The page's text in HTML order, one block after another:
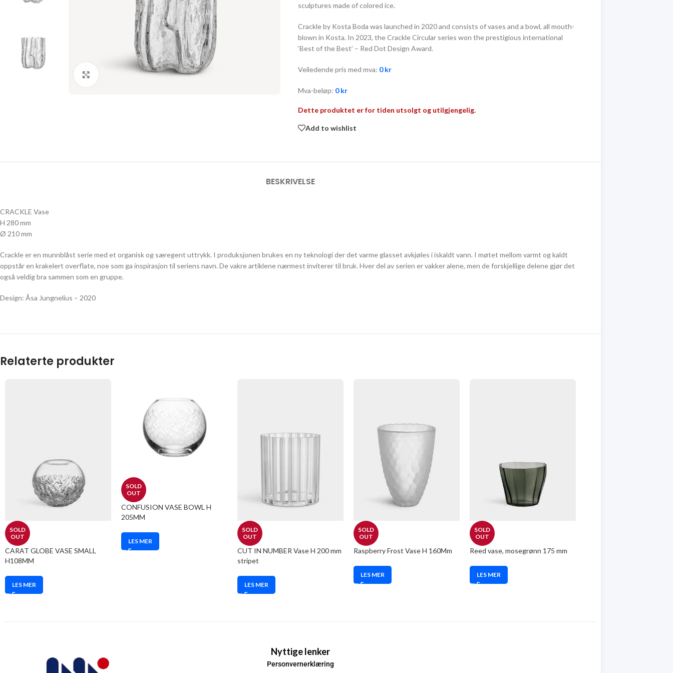
Click to enlarge
sculptures made of colored ice.
Crackle by Kosta Boda was launched in 2020 and consists of vases and a bowl, all mouth-
blown in Kosta. In 2023, the Crackle Circular series won the prestigious international
‘Best of the Best’ – Red Dot Design Award.
Veiledende pris med mva: 0kr
Mva-beløp: 0kr
Dette produktet er for tiden utsolgt og utilgjengelig.
Add to wishlist
BESKRIVELSE
CRACKLE Vase
H 280 mm
Ø 210 mm
Crackle er en munnblåst serie med et organisk og særegent uttrykk. I produksjonen brukes en ny teknologi der det varme glasset avkjøles i iskaldt vann. I møtet mellom varmt og kaldt
oppstår en krakelert overflate, noe som ga inspirasjon til seriens navn. De vakre artiklene nærmest inviterer til bruk. Hver del av serien er vakker alene, men de forskjellige delene gjør det
også veldig bra sammen som en gruppe.
Design: Åsa Jungnelius – 2020
Relaterte produkter
SOLD
OUT
CARAT GLOBE VASE SMALL
H108MM
LES MER
SOLD
OUT
CONFUSION VASE BOWL H
205MM
LES MER
SOLD
OUT
CUT IN NUMBER Vase H 200 mm
stripet
LES MER
SOLD
OUT
Raspberry Frost Vase H 160Mm
LES MER
SOLD
OUT
Reed vase, mosegrønn 175 mm
LES MER
Nyttige lenker
Personvernerklæring